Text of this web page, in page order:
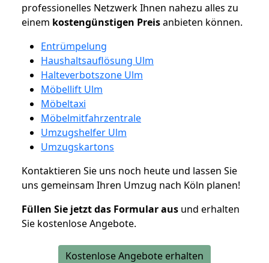
professionelles Netzwerk Ihnen nahezu alles zu
einem kostengünstigen Preisanbieten können.
Entrümpelung
Haushaltsauflösung Ulm
Halteverbotszone Ulm
Möbellift Ulm
Möbeltaxi
Möbelmitfahrzentrale
Umzugshelfer Ulm
Umzugskartons
Kontaktieren Sie uns noch heute und lassen Sie
uns gemeinsam Ihren Umzug nach Köln planen!
Füllen Sie jetzt das Formular aus und erhalten
Sie kostenlose Angebote.
Kostenlose Angebote erhalten